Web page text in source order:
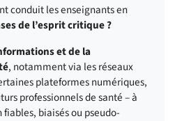
conduit les enseignants en
de l’esprit critique ?
et de la
, notamment via les réseaux
plateformes numériques,
professionnels de santé – à
biaisés ou pseudo-